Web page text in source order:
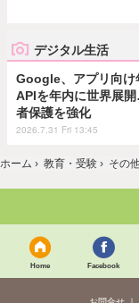
デジタル生活
Google、アプリ向け
APIを年内に世界展
者保護を強化
2026.7.31 Fri 13:45
ホーム › 教育・受験 › その他
Home Facebook